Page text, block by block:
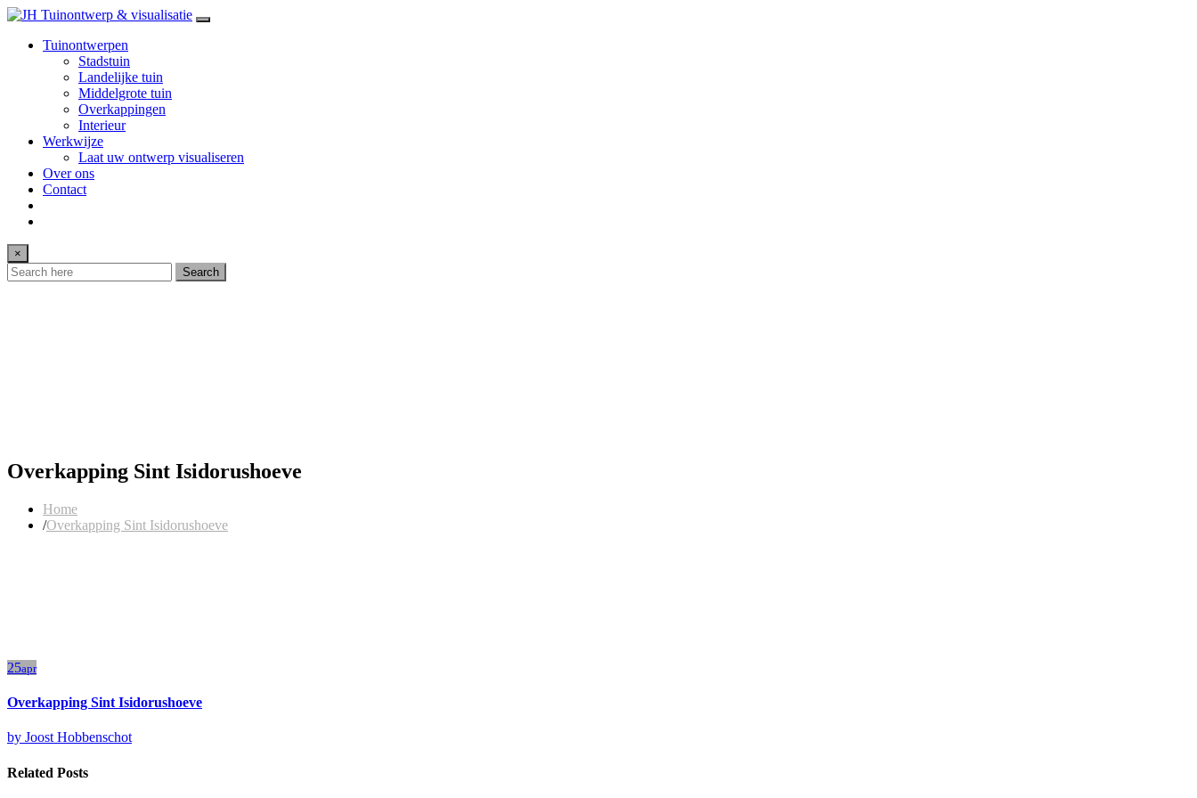
Tuinontwerpen
Stadstuin
Landelijke tuin
Middelgrote tuin
Overkappingen
Interieur
Werkwijze
Laat uw ontwerp visualiseren
Over ons
Contact
×
Search
Overkapping Sint Isidorushoeve
Home
Overkapping Sint Isidorushoeve
25apr
Overkapping Sint Isidorushoeve
by Joost Hobbenschot
Related Posts